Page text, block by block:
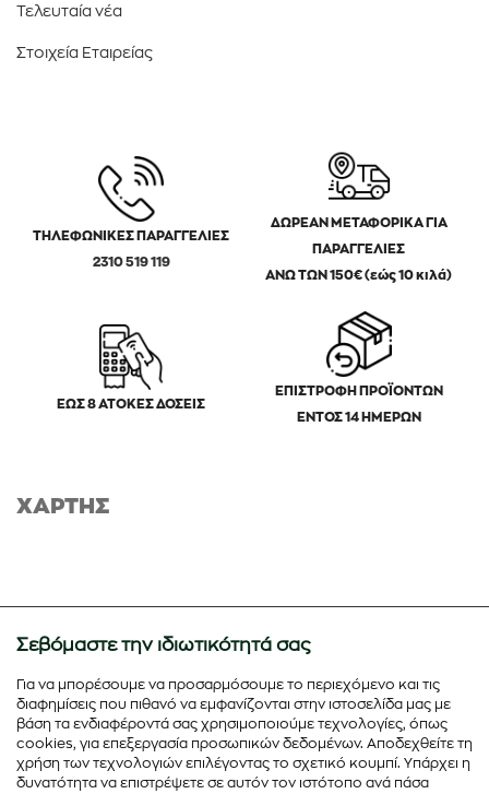
Τελευταία νέα
Στοιχεία Εταιρείας
ΤΗΛΕΦΩΝΙΚΕΣ ΠΑΡΑΓΓΕΛΙΕΣ
2310 519 119
ΔΩΡΕΑΝ ΜΕΤΑΦΟΡΙΚΑ ΓΙΑ
ΠΑΡΑΓΓΕΛΙΕΣ
ΑΝΩ ΤΩΝ 150€ (εώς 10 κιλά)
ΕΩΣ 8 ΑΤΟΚΕΣ ΔΟΣΕΙΣ
ΕΠΙΣΤΡΟΦΗ ΠΡΟΪΟΝΤΩΝ
ΕΝΤΟΣ 14 ΗΜΕΡΩΝ
ΧΑΡΤΗΣ
Σεβόμαστε την ιδιωτικότητά σας
Για να μπορέσουμε να προσαρμόσουμε το περιεχόμενο και τις
διαφημίσεις που πιθανό να εμφανίζονται στην ιστοσελίδα μας με
βάση τα ενδιαφέροντά σας χρησιμοποιούμε τεχνολογίες, όπως
cookies, για επεξεργασία προσωπικών δεδομένων. Αποδεχθείτε τη
χρήση των τεχνολογιών επιλέγοντας το σχετικό κουμπί. Υπάρχει η
δυνατότητα να επιστρέψετε σε αυτόν τον ιστότοπο ανά πάσα